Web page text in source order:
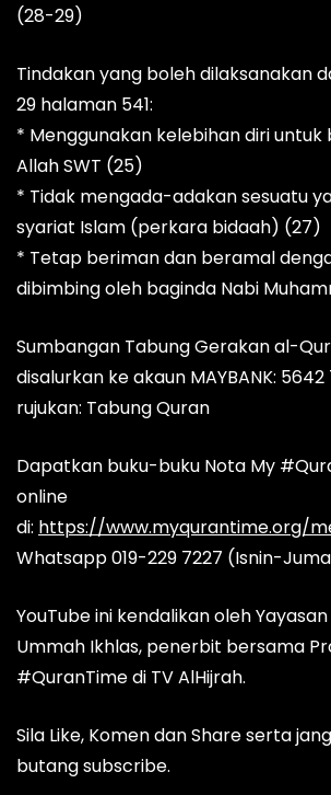
(28-29)
Tindakan yang boleh dilaksanakan
29 halaman 541:
* Menggunakan kelebihan diri
Allah SWT (25)
* Tidak mengada-adakan sesuatu
syariat Islam (perkara bidaah) (27)
* Tetap beriman dan beramal
dibimbing oleh baginda Nabi
Sumbangan Tabung Gerakan al-
disalurkan ke akaun MAYBANK:
rujukan: Tabung Quran
Dapatkan buku-buku Nota My
online
di: https://www.myqurantime.org/
Whatsapp 019-229 7227 (Isnin-
YouTube ini kendalikan oleh
Ummah Ikhlas, penerbit bersama
#QuranTime di TV AlHijrah.
Sila Like, Komen dan Share serta
butang subscribe.